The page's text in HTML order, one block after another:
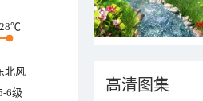
28℃
北风
6级 高清图集